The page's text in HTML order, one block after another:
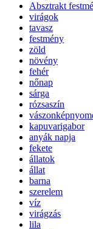
Absztrakt
virágok
tavasz
festmény
zöld
növény
fehér
nőnap
sárga
rózsaszín
kapuvarigabor
anyák napja
fekete
állatok
állat
barna
szerelem
víz
virágzás
lila